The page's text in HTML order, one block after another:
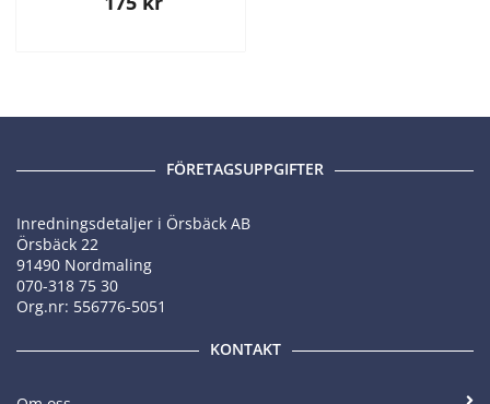
FÖRETAGSUPPGIFTER
Inredningsdetaljer i Örsbäck AB
Örsbäck 22
91490 Nordmaling
070-318 75 30
Org.nr: 556776-5051
KONTAKT